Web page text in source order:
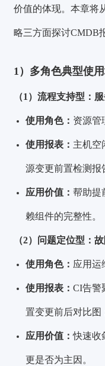
价值的体现。本章将
略三方面探讨CMDB
1）多角色典型使
（1）流程支持型：
使用角色： 资源管
使用报表： 主机空
源变更前置检测报
应用价值：帮助提
赖组件的完整性。
（2）问题定位型：
使用角色： 应用运
使用报表：CI告警
置变更前后对比图
应用价值：快速收
更是否为主因。